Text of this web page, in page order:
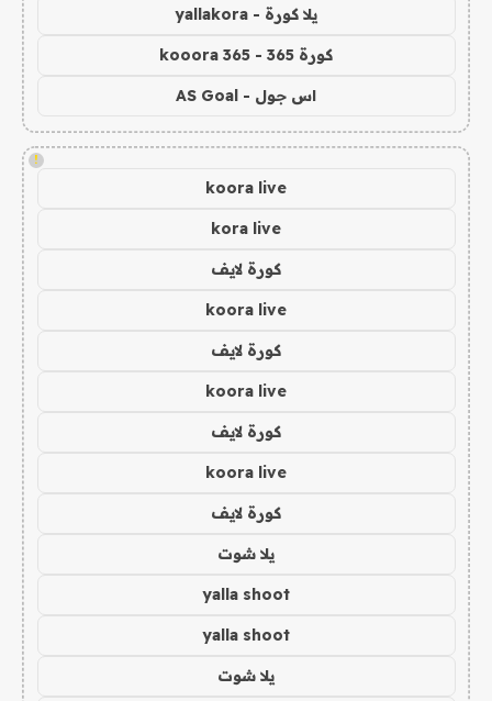
يلا كورة - yallakora
كورة 365 - kooora 365
اس جول - AS Goal
!
koora live
kora live
كورة لايف
koora live
كورة لايف
koora live
كورة لايف
koora live
كورة لايف
يلا شوت
yalla shoot
yalla shoot
يلا شوت